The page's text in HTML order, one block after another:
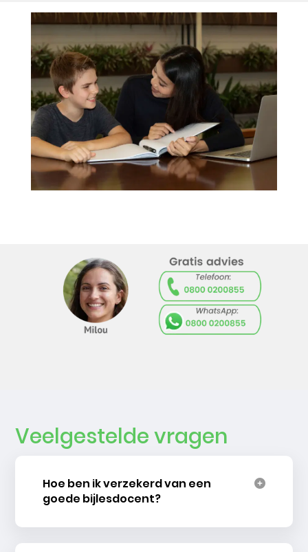
Veelgestelde vragen
Hoe ben ik verzekerd van een
goede bijlesdocent?